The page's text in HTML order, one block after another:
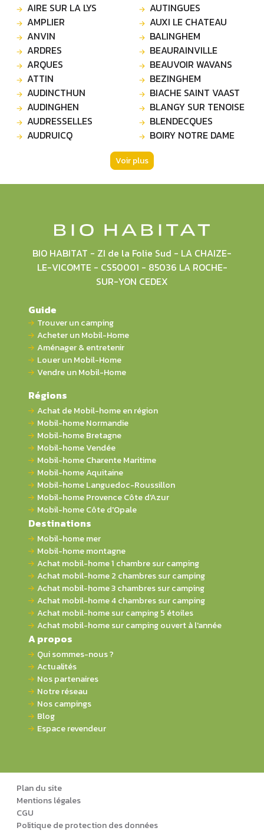
AIRE SUR LA LYS
AMPLIER
ANVIN
ARDRES
ARQUES
ATTIN
AUDINCTHUN
AUDINGHEN
AUDRESSELLES
AUDRUICQ
AUTINGUES
AUXI LE CHATEAU
BALINGHEM
BEAURAINVILLE
BEAUVOIR WAVANS
BEZINGHEM
BIACHE SAINT VAAST
BLANGY SUR TENOISE
BLENDECQUES
BOIRY NOTRE DAME
Voir plus
BIO HABITAT - ZI de la Folie Sud - LA CHAIZE-
LE-VICOMTE - CS50001 - 85036 LA ROCHE-
SUR-YON CEDEX
Guide
Trouver un camping
Acheter un Mobil-Home
Aménager & entretenir
Louer un Mobil-Home
Vendre un Mobil-Home
Régions
Achat de Mobil-home en région
Mobil-home Normandie
Mobil-home Bretagne
Mobil-home Vendée
Mobil-home Charente Maritime
Mobil-home Aquitaine
Mobil-home Languedoc-Roussillon
Mobil-home Provence Côte d'Azur
Mobil-home Côte d'Opale
Destinations
Mobil-home mer
Mobil-home montagne
Achat mobil-home 1 chambre sur camping
Achat mobil-home 2 chambres sur camping
Achat mobil-home 3 chambres sur camping
Achat mobil-home 4 chambres sur camping
Achat mobil-home sur camping 5 étoiles
Achat mobil-home sur camping ouvert à l'année
A propos
Qui sommes-nous ?
Actualités
Nos partenaires
Notre réseau
Nos campings
Blog
Espace revendeur
Plan du site
Mentions légales
CGU
Politique de protection des données